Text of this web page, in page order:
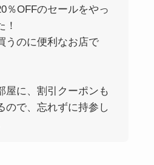
％OFFのセールをやっ
！
うのに便利なお店で
屋に、割引クーポンも
ので、忘れずに持参し